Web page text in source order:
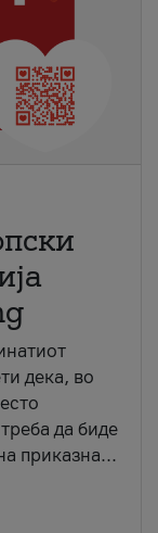
дека, во
да биде
приказна...